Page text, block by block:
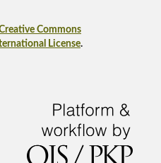
Commons
License.